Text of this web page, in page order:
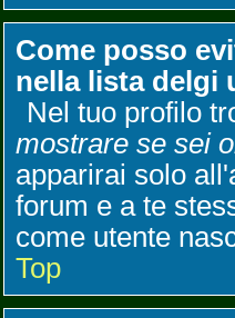
Come posso
nella lista delgi
Nel tuo profilo
mostrare se sei
apparirai solo
forum e a te
come utente
Top